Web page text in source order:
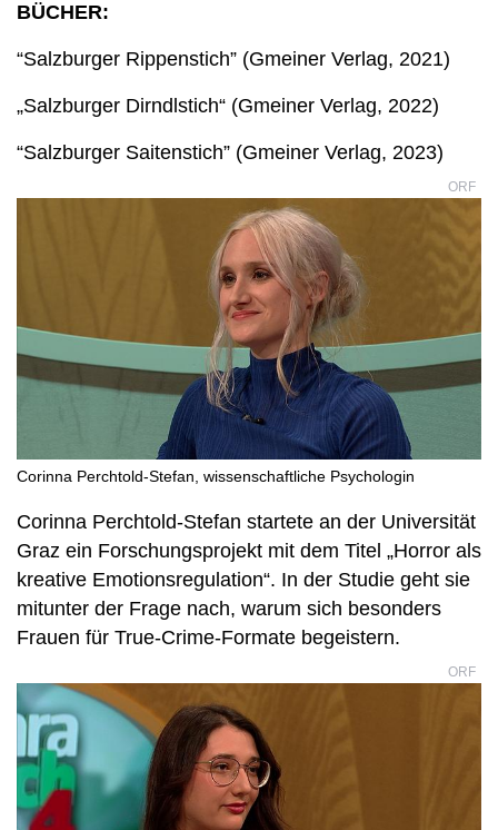
BÜCHER:
“Salzburger Rippenstich” (Gmeiner Verlag, 2021)
„Salzburger Dirndlstich“ (Gmeiner Verlag, 2022)
“Salzburger Saitenstich” (Gmeiner Verlag, 2023)
ORF
Corinna Perchtold-Stefan, wissenschaftliche Psychologin
Corinna Perchtold-Stefan startete an der Universität
Graz ein Forschungsprojekt mit dem Titel „Horror als
kreative Emotionsregulation“. In der Studie geht sie
mitunter der Frage nach, warum sich besonders
Frauen für True-Crime-Formate begeistern.
ORF